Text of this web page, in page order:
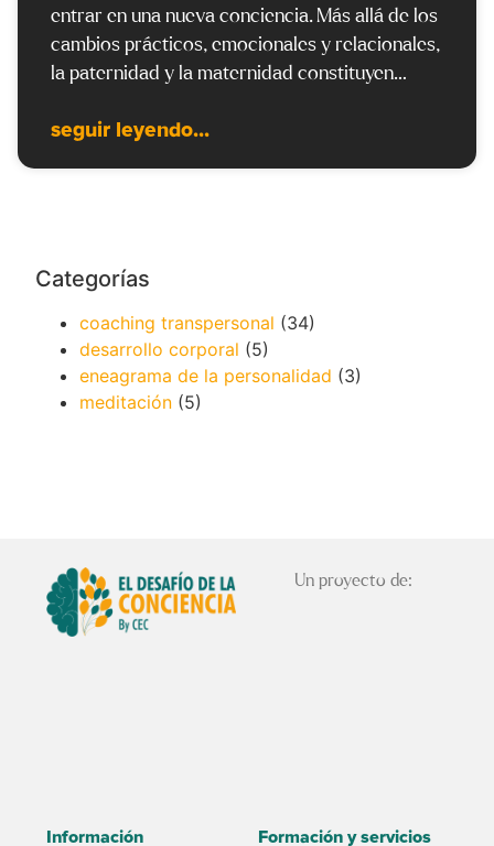
entrar en una nueva conciencia. Más allá de los
cambios prácticos, emocionales y relacionales,
la paternidad y la maternidad constituyen…
seguir leyendo...
Categorías
coaching transpersonal (34)
desarrollo corporal (5)
eneagrama de la personalidad (3)
meditación (5)
Un proyecto de:
Información Formación y servicios